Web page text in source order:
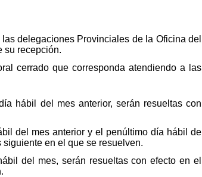
delegaciones Provinciales de la Oficina del
su recepción.
cerrado que corresponda atendiendo a las
hábil del mes anterior, serán resueltas con
del mes anterior y el penúltimo día hábil de
en el que se resuelven.
del mes, serán resueltas con efecto en el